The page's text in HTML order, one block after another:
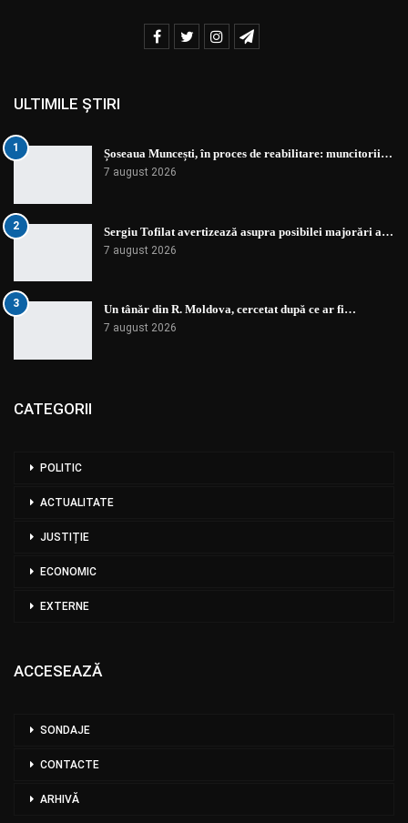
ULTIMILE ȘTIRI
1 Șoseaua Muncești, în proces de reabilitare: muncitorii…
7 august 2026
2 Sergiu Tofilat avertizează asupra posibilei majorări a…
7 august 2026
3 Un tânăr din R. Moldova, cercetat după ce ar fi…
7 august 2026
CATEGORII
POLITIC
ACTUALITATE
JUSTIȚIE
ECONOMIC
EXTERNE
ACCESEAZĂ
SONDAJE
CONTACTE
ARHIVĂ